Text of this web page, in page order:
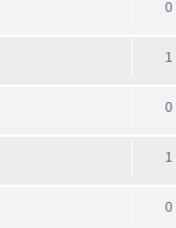
0
1
0
1
0